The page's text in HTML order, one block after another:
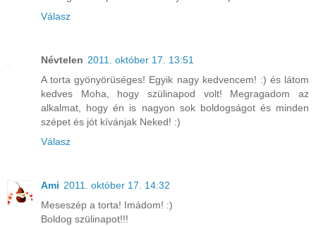
Válasz
Névtelen 2011. október 17. 13:51
A torta gyönyörüséges! Egyik nagy kedvencem! :) és látom
kedves Moha, hogy szülinapod volt! Megragadom az
alkalmat, hogy én is nagyon sok boldogságot és minden
szépet és jót kívánjak Neked! :)
Válasz
Ami 2011. október 17. 14:32
Meseszép a torta! Imádom! :)
Boldog szülinapot!!!